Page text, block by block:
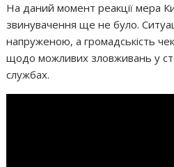
На даний момент реакції мера
звинувачення ще не було.
напруженою, а громадськість
щодо можливих зловживань у
службах. ‎